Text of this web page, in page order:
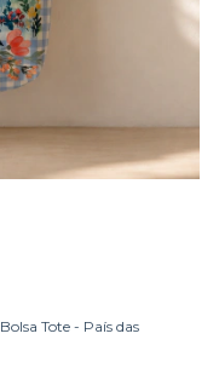
Bolsa Tote - País das